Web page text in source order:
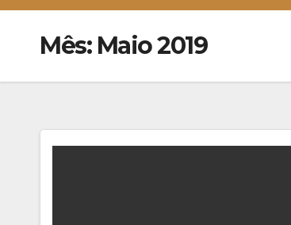
Mês: Maio 2019